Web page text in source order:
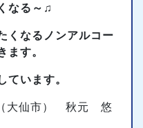
なる～♫
くなるノンアルコー
ます。
います。
大仙市） 秋元 悠